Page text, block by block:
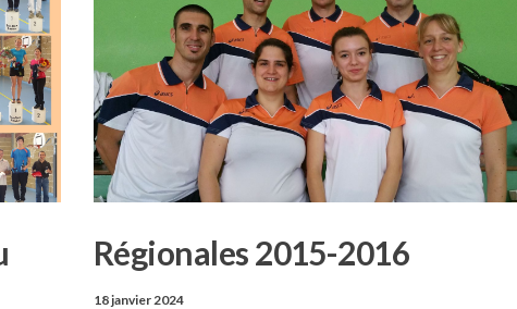
Régionales 2015-2016
18 janvier 2024